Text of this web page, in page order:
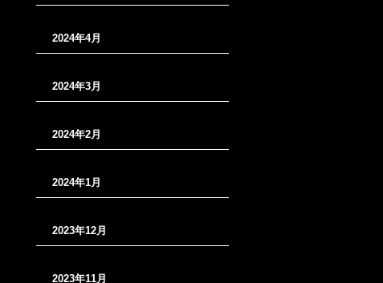
2024年4月
2024年3月
2024年2月
2024年1月
2023年12月
2023年11月